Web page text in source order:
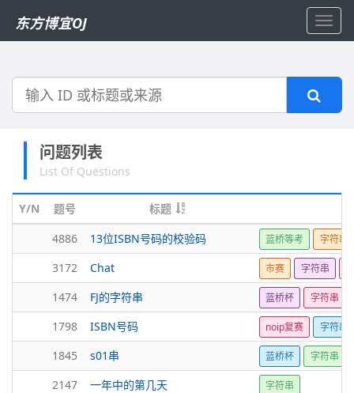
东方博宜OJ
搜
问题列表
List Of Questions
Y/N 题号 标题
4886
13位ISBN号码的校验码 蓝桥等考 字符串
3172 Chat 市赛 字符串
1474 FJ的字符串 蓝桥杯 字符串
1798 ISBN号码 noip复赛 字符串
1845 s01串 蓝桥杯 字符串
2147 一年中的第几天 字符串